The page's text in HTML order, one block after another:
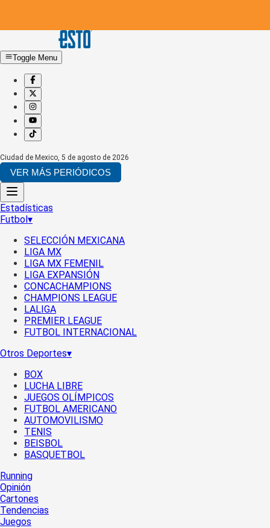
Toggle Menu
Ciudad de Mexico, 5 de agosto de 2026
VER MÁS PERIÓDICOS
Estadísticas
Futbol▾
SELECCIÓN MEXICANA
LIGA MX
LIGA MX FEMENIL
LIGA EXPANSIÓN
CONCACHAMPIONS
CHAMPIONS LEAGUE
LALIGA
PREMIER LEAGUE
FUTBOL INTERNACIONAL
Otros Deportes▾
BOX
LUCHA LIBRE
JUEGOS OLÍMPICOS
FUTBOL AMERICANO
AUTOMOVILISMO
TENIS
BEISBOL
BASQUETBOL
Running
Opinión
Cartones
Tendencias
Juegos